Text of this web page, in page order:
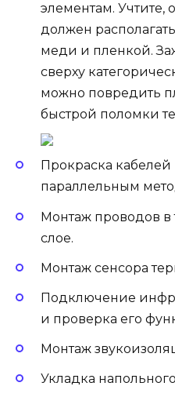
элементам. Учтите,
должен
меди и пленкой.
сверху
можно повредить
быстрой поломки
Прокраска
параллельным
Монтаж проводов
слое.
Монтаж сенсора
Подключение
и проверка его
Монтаж
Укладка